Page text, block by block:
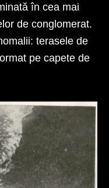
în cea mai
de conglomerat.
terasele de
pe capete de